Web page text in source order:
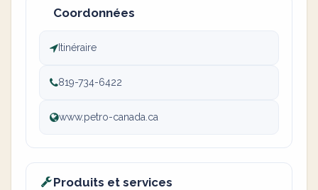
Coordonnées
Itinéraire
819-734-6422
www.petro-canada.ca
Produits et services